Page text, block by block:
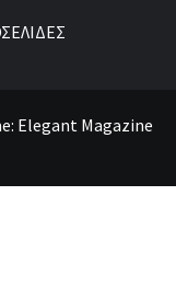
Elegant Magazine